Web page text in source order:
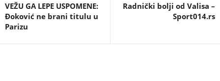
VEŽU GA LEPE USPOMENE:
Đoković ne brani titulu u
Parizu
Radnički bolji od Valisa –
Sport014.rs